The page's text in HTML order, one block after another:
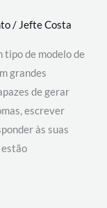
/ Jefte Costa
tipo de modelo de
grandes
de gerar
escrever
às suas